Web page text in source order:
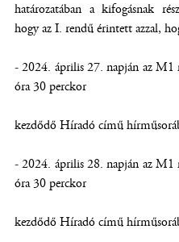
határozatában a kifogásnak
hogy az I. rendű érintett azzal,
- 2024. április 27. napján az M1
óra 30 perckor
kezdődő Híradó című
- 2024. április 28. napján az M1
óra 30 perckor
kezdődő Híradó című